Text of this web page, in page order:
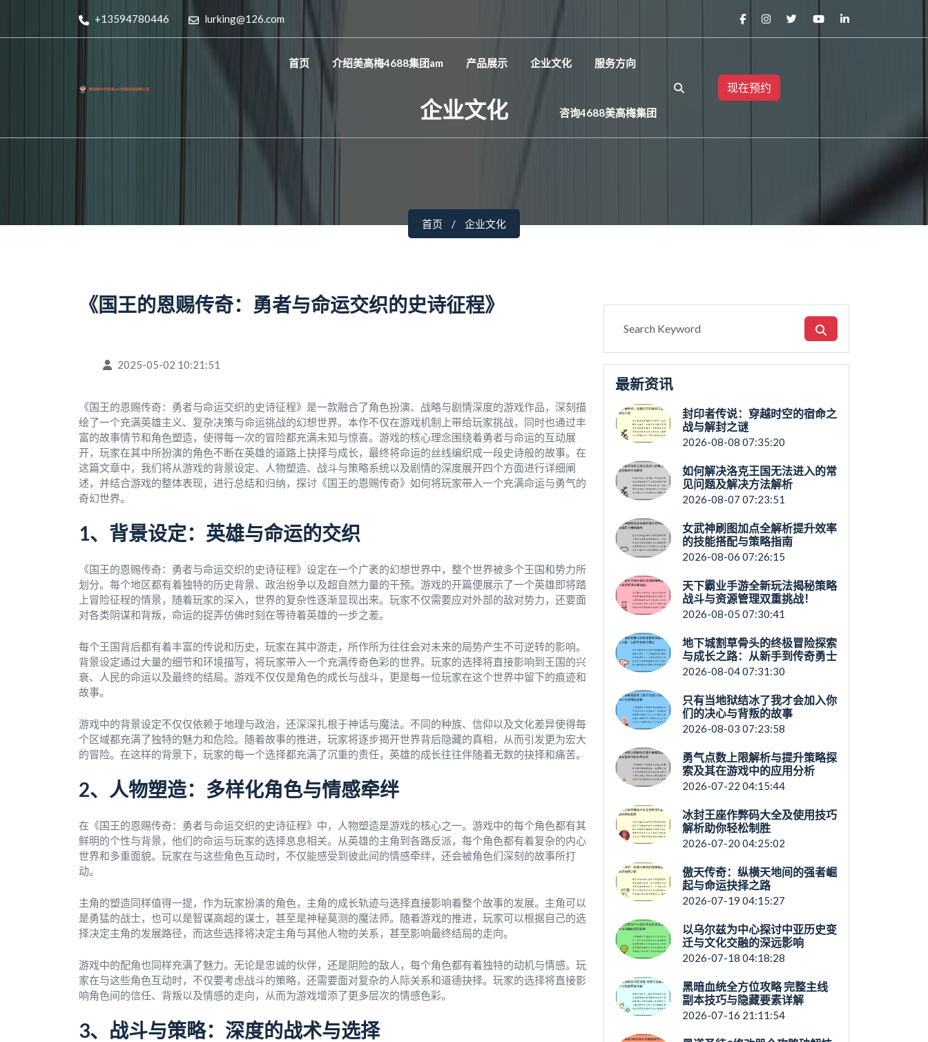
+13594780446 lurking@126.com
首页 介绍美高梅4688集团am 产品展示 企业文化 服务方向
咨询4688美高梅集团
现在预约
企业文化
首页 企业文化
《国王的恩赐传奇：勇者与命运交织的史诗征程》
2025-05-02 10:21:51
《国王的恩赐传奇：勇者与命运交织的史诗征程》是一款融合了角色扮演、战略与剧情深度的游戏作品，深刻描
绘了一个充满英雄主义、复杂决策与命运挑战的幻想世界。本作不仅在游戏机制上带给玩家挑战，同时也通过丰
富的故事情节和角色塑造，使得每一次的冒险都充满未知与惊喜。游戏的核心理念围绕着勇者与命运的互动展
开，玩家在其中所扮演的角色不断在英雄的道路上抉择与成长，最终将命运的丝线编织成一段史诗般的故事。在
这篇文章中，我们将从游戏的背景设定、人物塑造、战斗与策略系统以及剧情的深度展开四个方面进行详细阐
述，并结合游戏的整体表现，进行总结和归纳，探讨《国王的恩赐传奇》如何将玩家带入一个充满命运与勇气的
奇幻世界。
1、背景设定：英雄与命运的交织
《国王的恩赐传奇：勇者与命运交织的史诗征程》设定在一个广袤的幻想世界中，整个世界被多个王国和势力所
划分。每个地区都有着独特的历史背景、政治纷争以及超自然力量的干预。游戏的开篇便展示了一个英雄即将踏
上冒险征程的情景，随着玩家的深入，世界的复杂性逐渐显现出来。玩家不仅需要应对外部的敌对势力，还要面
对各类阴谋和背叛，命运的捉弄仿佛时刻在等待着英雄的一步之差。
每个王国背后都有着丰富的传说和历史，玩家在其中游走，所作所为往往会对未来的局势产生不可逆转的影响。
背景设定通过大量的细节和环境描写，将玩家带入一个充满传奇色彩的世界。玩家的选择将直接影响到王国的兴
衰、人民的命运以及最终的结局。游戏不仅仅是角色的成长与战斗，更是每一位玩家在这个世界中留下的痕迹和
故事。
游戏中的背景设定不仅仅依赖于地理与政治，还深深扎根于神话与魔法。不同的种族、信仰以及文化差异使得每
个区域都充满了独特的魅力和危险。随着故事的推进，玩家将逐步揭开世界背后隐藏的真相，从而引发更为宏大
的冒险。在这样的背景下，玩家的每一个选择都充满了沉重的责任，英雄的成长往往伴随着无数的抉择和痛苦。
2、人物塑造：多样化角色与情感牵绊
在《国王的恩赐传奇：勇者与命运交织的史诗征程》中，人物塑造是游戏的核心之一。游戏中的每个角色都有其
鲜明的个性与背景，他们的命运与玩家的选择息息相关。从英雄的主角到各路反派，每个角色都有着复杂的内心
世界和多重面貌。玩家在与这些角色互动时，不仅能感受到彼此间的情感牵绊，还会被角色们深刻的故事所打
动。
主角的塑造同样值得一提，作为玩家扮演的角色，主角的成长轨迹与选择直接影响着整个故事的发展。主角可以
是勇猛的战士，也可以是智谋高超的谋士，甚至是神秘莫测的魔法师。随着游戏的推进，玩家可以根据自己的选
择决定主角的发展路径，而这些选择将决定主角与其他人物的关系，甚至影响最终结局的走向。
游戏中的配角也同样充满了魅力。无论是忠诚的伙伴，还是阴险的敌人，每个角色都有着独特的动机与情感。玩
家在与这些角色互动时，不仅要考虑战斗的策略，还需要面对复杂的人际关系和道德抉择。玩家的选择将直接影
响角色间的信任、背叛以及情感的走向，从而为游戏增添了更多层次的情感色彩。
3、战斗与策略：深度的战术与选择
最新资讯
封印者传说：穿越时空的宿命之
战与解封之谜
2026-08-08 07:35:20
如何解决洛克王国无法进入的常
见问题及解决方法解析
2026-08-07 07:23:51
女武神刷图加点全解析提升效率
的技能搭配与策略指南
2026-08-06 07:26:15
天下霸业手游全新玩法揭秘策略
战斗与资源管理双重挑战！
2026-08-05 07:30:41
地下城割草骨头的终极冒险探索
与成长之路：从新手到传奇勇士
2026-08-04 07:31:30
只有当地狱结冰了我才会加入你
们的决心与背叛的故事
2026-08-03 07:23:58
勇气点数上限解析与提升策略探
索及其在游戏中的应用分析
2026-07-22 04:15:44
冰封王座作弊码大全及使用技巧
解析助你轻松制胜
2026-07-20 04:25:02
傲天传奇：纵横天地间的强者崛
起与命运抉择之路
2026-07-19 04:15:27
以乌尔兹为中心探讨中亚历史变
迁与文化交融的深远影响
2026-07-18 04:18:28
黑暗血统全方位攻略 完整主线
副本技巧与隐藏要素详解
2026-07-16 21:11:54